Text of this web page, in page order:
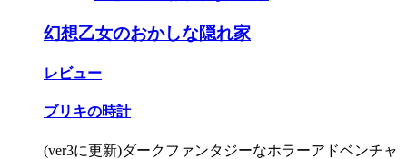
幻想乙女のおかしな隠れ家
レビュー
ブリキの時計
(ver3に更新)ダークファンタジーなホラーアドベンチャ